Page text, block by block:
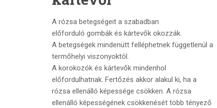
A rózsa betegségeit a szabadban
előforduló gombák és kártevők okozzák.
A betegségek mindenütt felléphetnek függetlenül a
termőhelyi viszonyoktól.
A korokozók és kártevők mindenhol
előfordulhatnak. Fertőzés akkor alakul ki, ha a
rózsa ellenálló képessége csökken. A rózsa
ellenálló képességének csökkenését több tényező